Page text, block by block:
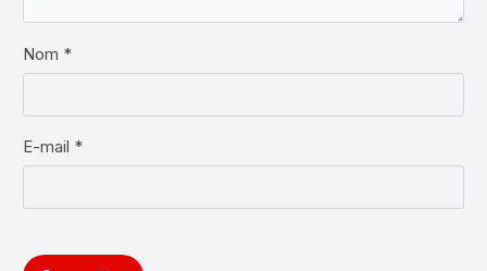
Nom *
E-mail *